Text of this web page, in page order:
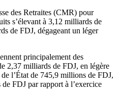
des Retraites (CMR) pour
s’élevant à 3,12 milliards de
de FDJ, dégageant un léger
principalement des
2,37 milliards de FDJ, en légère
l’État de 745,9 millions de FDJ,
FDJ par rapport à l’exercice